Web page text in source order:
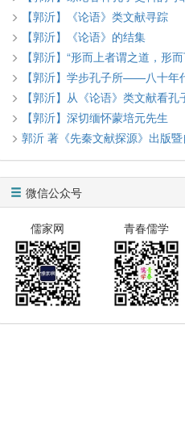
【郭沂】《论语》类文献寻踪
【郭沂】《论语》的结集
【郭沂】“形而上者谓之道，形而
【郭沂】学步孔子所——八十年
【郭沂】从《论语》类文献看孔
【郭沂】深切缅怀蒙培元先生
郭沂 著《先秦文献探源》出版
微信公众号
儒家网 青春儒学